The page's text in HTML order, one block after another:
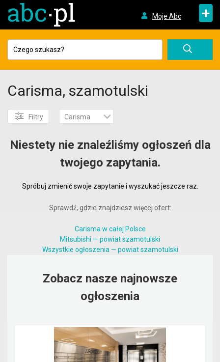
Moje Abc +
Carisma, szamotulski
Filtry Carisma
Niestety nie znaleźliśmy ogłoszeń dla
twojego zapytania.
Spróbuj zmienić swoje zapytanie i wyszukać jeszcze raz.
Sprawdź, gdzie znajdziesz więcej ofert:
Carisma w całej Polsce
Mitsubishi — powiat szamotulski
Wszystkie ogłoszenia — powiat szamotulski
Zobacz nasze najnowsze
ogłoszenia